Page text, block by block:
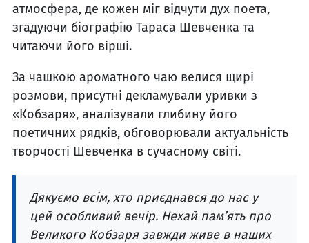
атмосфера, де кожен міг відчути дух поета,
згадуючи біографію Тараса Шевченка та
читаючи його вірші.
За чашкою ароматного чаю велися щирі
розмови, присутні декламували уривки з
«Кобзаря», аналізували глибину його
поетичних рядків, обговорювали актуальність
творчості Шевченка в сучасному світі.
Дякуємо всім, хто приєднався до нас у
цей особливий вечір. Нехай пам’ять про
Великого Кобзаря завжди живе в наших